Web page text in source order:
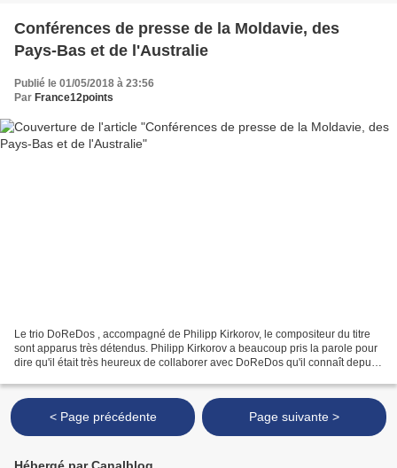
Conférences de presse de la Moldavie, des
Pays-Bas et de l'Australie
Publié le 01/05/2018 à 23:56
Par France12points
Le trio DoReDos , accompagné de Philipp Kirkorov, le compositeur du titre
sont apparus très détendus. Philipp Kirkorov a beaucoup pris la parole pour
dire qu'il était très heureux de collaborer avec DoReDos qu'il connaît depuis
< Page précédente Page suivante >